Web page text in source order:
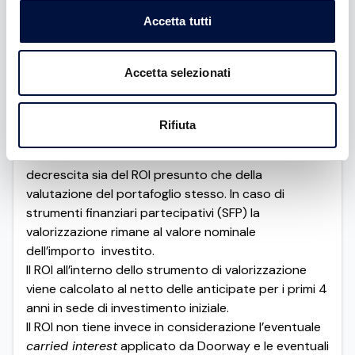
Accetta tutti
Accetta selezionati
Rifiuta
calcolato:
ROI=(16.364 - 7.000-100) / 7.000*100 = 132%
Come viene calcolato il ROI nel tool di
La valutazione del portafoglio viene calcolata
tenendo conto dei vari round di investimento chiusi
successivamente al nostro investimento, e dei valori
decrescita sia del ROI presunto che della
valutazione del portafoglio stesso. In caso di
strumenti finanziari partecipativi (SFP) la
valorizzazione rimane al valore nominale
dell’importo investito.
Il ROI all’interno dello strumento di valorizzazione
viene calcolato al netto delle anticipate per i primi 4
anni in sede di investimento iniziale.
Il ROI non tiene invece in considerazione l’eventuale
carried interestapplicato da Doorway e le eventuali